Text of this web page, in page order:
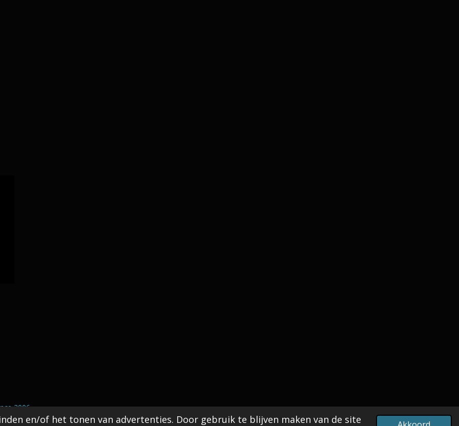
en/of het tonen van advertenties. Door gebruik te blijven maken van de site
2006.